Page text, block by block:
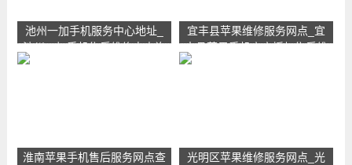
池州一加手机服务中心地址_
池州一加手机售后维修点查询
宜丰县苹果维修服务网点_宜
丰县苹果手机官方授权售后维
淮南苹果手机售后服务网点查
光明区苹果维修服务网点_光